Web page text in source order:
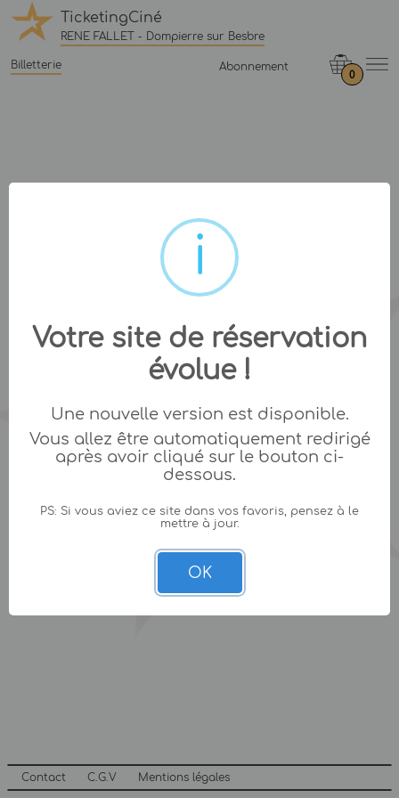
TicketingCiné
RENE FALLET - Dompierre sur Besbre
Billetterie Abonnement
0
Contact C.G.V Mentions légales
Votre site de réservation
évolue !
Une nouvelle version est disponible.
Vous allez être automatiquement redirigé
après avoir cliqué sur le bouton ci-
dessous.
PS: Si vous aviez ce site dans vos favoris, pensez à le
mettre à jour.
OK